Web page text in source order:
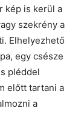
kép is kerül a
szekrény a
Elhelyezhető
egy csésze
pléddel
előtt tartani a
a